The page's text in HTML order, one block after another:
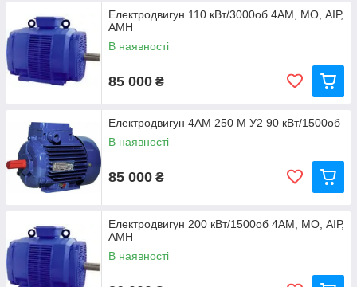
Електродвигун 110 кВт/3000об 4АМ, МО, АІР,
АМН
В наявності
85 000 ₴
Електродвигун 4АМ 250 М У2 90 кВт/1500об
В наявності
85 000 ₴
Електродвигун 200 кВт/1500об 4АМ, МО, АІР,
АМН
В наявності